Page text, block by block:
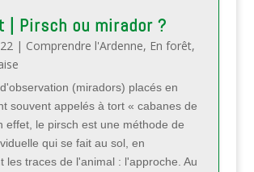
| Pirsch ou mirador ?
| Comprendre l'Ardenne, En forêt,
(miradors) placés en
souvent appelés à tort « cabanes de
effet, le pirsch est une méthode de
qui se fait au sol, en
les traces de l'animal : l'approche. Au